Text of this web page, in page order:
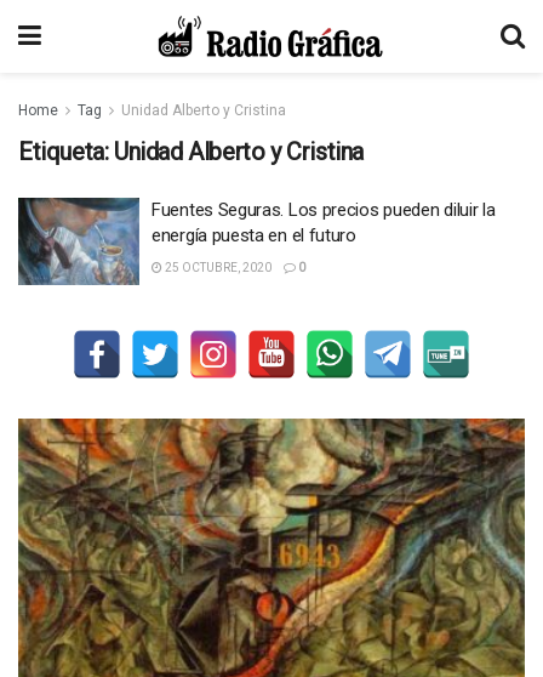
Home Tag Unidad Alberto y Cristina
Etiqueta: Unidad Alberto y Cristina
Fuentes Seguras. Los precios pueden diluir la
energía puesta en el futuro
25 OCTUBRE, 2020 0